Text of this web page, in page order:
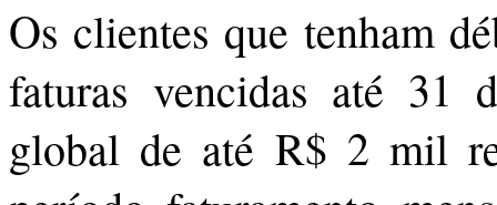
Os clientes que tenham
faturas vencidas até 31
global de até R$ 2 mil